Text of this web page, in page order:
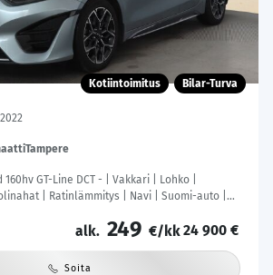
Kotiintoimitus Bilar-Turva
2022
Tampere
GT-Line DCT - | Vakkari | Lohko |
| Ratinlämmitys | Navi | Suomi-auto |
alk. 249 €/kk24 900 €
Soita